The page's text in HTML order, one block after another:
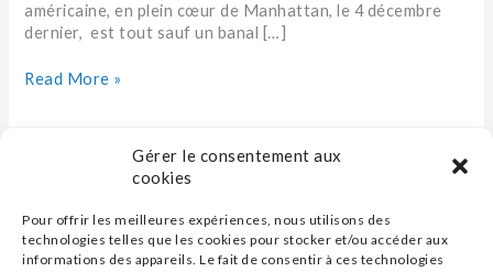
Gérer le consentement aux
cookies
Pour offrir les meilleures expériences, nous utilisons des
technologies telles que les cookies pour stocker et/ou accéder aux
informations des appareils. Le fait de consentir à ces technologies
américaine, en plein cœur de Manhattan, le 4 décembre
dernier, est tout sauf un banal […]
Read More »